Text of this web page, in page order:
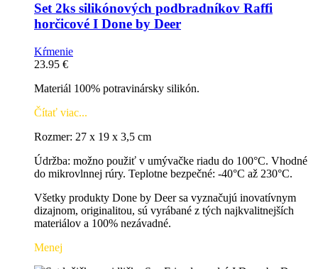
Set 2ks silikónových podbradníkov Raffi
horčicové I Done by Deer
Kŕmenie
23.95 €
Materiál 100% potravinársky silikón.
Čítať viac...
Rozmer: 27 x 19 x 3,5 cm
Údržba: možno použiť v umývačke riadu do 100°C. Vhodné
do mikrovlnnej rúry. Teplotne bezpečné: -40°C až 230°C.
Všetky produkty Done by Deer sa vyznačujú inovatívnym
dizajnom, originalitou, sú vyrábané z tých najkvalitnejších
materiálov a 100% nezávadné.
Menej